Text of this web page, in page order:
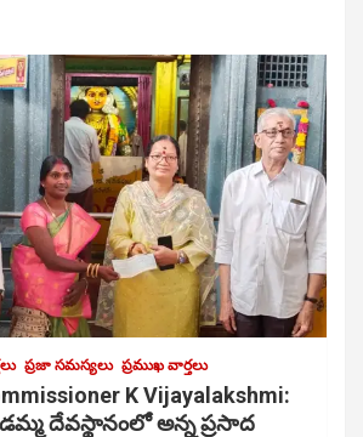
ప్రజా సమస్యలు ప్రముఖ వార్తలు
K Vijayalakshmi:
దేవస్థానంలో అన్న ప్రసాద